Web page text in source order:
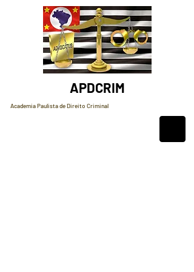
APDCRIM
Academia Paulista de Direito Criminal